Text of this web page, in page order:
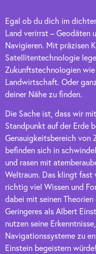
Egal ob du dich im
Land verirrst – Geodäten
Navigieren. Mit präzisen
Satellitentechnologie
Zukunftstechnologien
Landwirtschaft. Oder
deiner Nähe zu finden.
Die Sache ist, dass wir
Standpunkt auf der Erde
Genauigkeitsbereich von
befinden sich in
und rasen mit
Weltraum. Das klingt
richtig viel Wissen und
dabei mit seinen
Geringeres als Albert
nutzen seine
Navigationssysteme zu
Einstein begeistern würde!